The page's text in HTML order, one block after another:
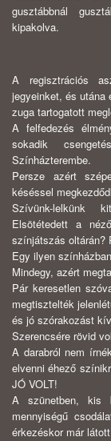
gusztábbnál
kipakolva.
A regisztrációs
jegyeinket, és utána
zuga tartogatott
A felfedezés
sokadik
Színházterembe.
Persze azért
késéssel
Szívünk-lelkünk
Elsötétedett a
színjátszás oltárán?
Egy ilyen
Mindegy, azért
Pár keresetlen
megtisztelték
és jó szórakozást
Szerencsére rövid
A darabról nem
elvenni éhező
JÓ VOLT!
A szünetben, kis
mennyiségű
érkezéskor már